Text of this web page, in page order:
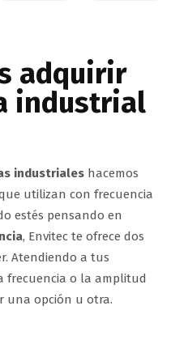
adquirir
industrial
industriales hacemos
utilizan con frecuencia
estés pensando en
, Envitec te ofrece dos
Atendiendo a tus
frecuencia o la amplitud
una opción u otra.